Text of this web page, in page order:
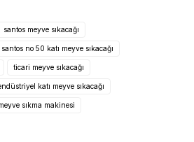
noktaları öneri formunu kullanarak
ederiz.
veya görüntülenemiyor.
bilgiler bulunuyor.
santos meyve sıkacağı
santos no 50 katı meyve sıkacağı
ticari meyve sıkacağı
katı meyve sıkacağı
sıkma makinesi